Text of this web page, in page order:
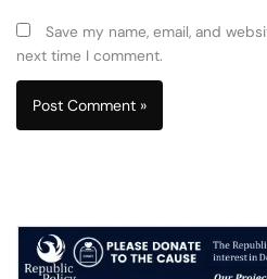
Save my name, email, and
next time I comment.